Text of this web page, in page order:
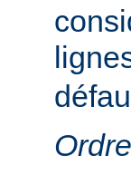
Ordre